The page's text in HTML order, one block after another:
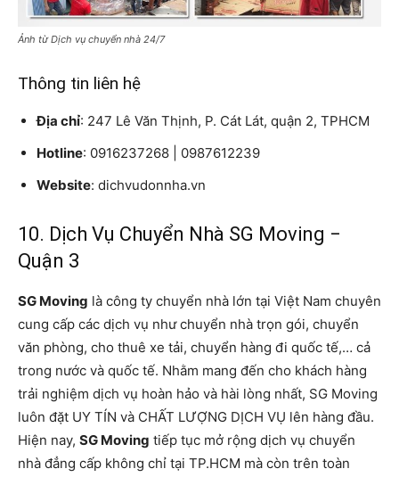
Ảnh từ Dịch vụ chuyển nhà 24/7
Thông tin liên hệ
Địa chỉ: 247 Lê Văn Thịnh, P. Cát Lát, quận 2, TPHCM
Hotline: 0916237268 | 0987612239
Website: dichvudonnha.vn
10. Dịch Vụ Chuyển Nhà SG Moving −
Quận 3
SG Moving là công ty chuyển nhà lớn tại Việt Nam chuyên
cung cấp các dịch vụ như chuyển nhà trọn gói, chuyển
văn phòng, cho thuê xe tải, chuyển hàng đi quốc tế,… cả
trong nước và quốc tế. Nhằm mang đến cho khách hàng
trải nghiệm dịch vụ hoàn hảo và hài lòng nhất, SG Moving
luôn đặt UY TÍN và CHẤT LƯỢNG DỊCH VỤ lên hàng đầu.
Hiện nay, SG Moving tiếp tục mở rộng dịch vụ chuyển
nhà đẳng cấp không chỉ tại TP.HCM mà còn trên toàn